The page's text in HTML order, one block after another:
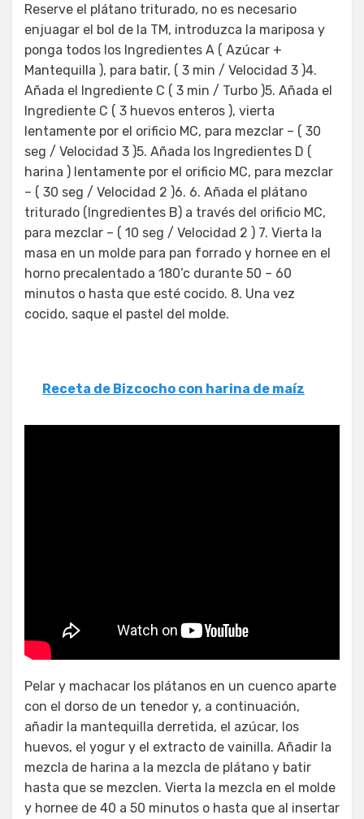
Reserve el plátano triturado, no es necesario
enjuagar el bol de la TM, introduzca la mariposa y
ponga todos los Ingredientes A ( Azúcar +
Mantequilla ), para batir, ( 3 min / Velocidad 3 )4.
Añada el Ingrediente C ( 3 min / Turbo )5. Añada el
Ingrediente C ( 3 huevos enteros ), vierta
lentamente por el orificio MC, para mezclar – ( 30
seg / Velocidad 3 )5. Añada los Ingredientes D (
harina ) lentamente por el orificio MC, para mezclar
– ( 30 seg / Velocidad 2 )6. 6. Añada el plátano
triturado (Ingredientes B) a través del orificio MC,
para mezclar – ( 10 seg / Velocidad 2 ) 7. Vierta la
masa en un molde para pan forrado y hornee en el
horno precalentado a 180’c durante 50 – 60
minutos o hasta que esté cocido. 8. Una vez
cocido, saque el pastel del molde.
Receta de Bizcocho con harina de maíz
plátano Jamie Oliver?
Pelar y machacar los plátanos en un cuenco aparte
con el dorso de un tenedor y, a continuación,
añadir la mantequilla derretida, el azúcar, los
huevos, el yogur y el extracto de vainilla. Añadir la
mezcla de harina a la mezcla de plátano y batir
hasta que se mezclen. Vierta la mezcla en el molde
y hornee de 40 a 50 minutos o hasta que al insertar